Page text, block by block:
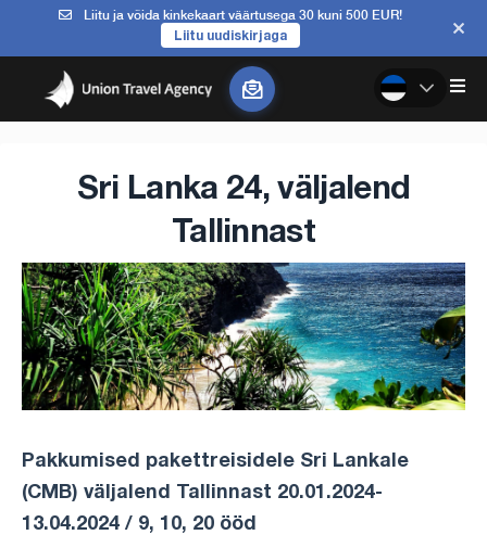
Liitu ja võida kinkekaart väärtusega 30 kuni 500 EUR!
Liitu uudiskirjaga
Sri Lanka 24, väljalend
Tallinnast
Pakkumised pakettreisidele Sri Lankale
(CMB) väljalend Tallinnast 20.01.2024-
13.04.2024 / 9, 10, 20 ööd